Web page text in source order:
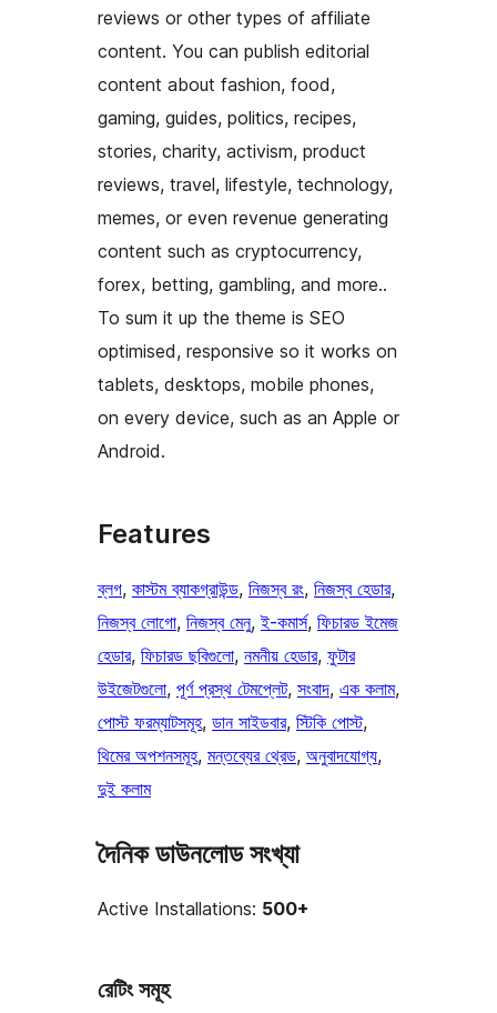
reviews or other types of affiliate
content. You can publish editorial
content about fashion, food,
gaming, guides, politics, recipes,
stories, charity, activism, product
reviews, travel, lifestyle, technology,
memes, or even revenue generating
content such as cryptocurrency,
forex, betting, gambling, and more..
To sum it up the theme is SEO
optimised, responsive so it works on
tablets, desktops, mobile phones,
on every device, such as an Apple or
Android.
Features
ব্লগ, কাস্টম ব্যাকগ্রাউন্ড, নিজস্ব রং, নিজস্ব হেডার
নিজস্ব লোগো, নিজস্ব মেনু, ই-কমার্স, ফিচারড ইমেজ
হেডার, ফিচারড ছবিগুলো, নমনীয় হেডার, ফুটার
উইজেটগুলো, পূর্ণ প্রস্থ টেমপ্লেট, সংবাদ, এক কলাম
পোস্ট ফরম্যাটসমূহ, ডান সাইডবার, স্টিকি পোস্ট
থিমের অপশনসমূহ, মন্তব্যের থ্রেড, অনুবাদযোগ্য
দুই কলাম
দৈনিক ডাউনলোড সংখ্যা
Active Installations: 500+
রেটিং সমূহ